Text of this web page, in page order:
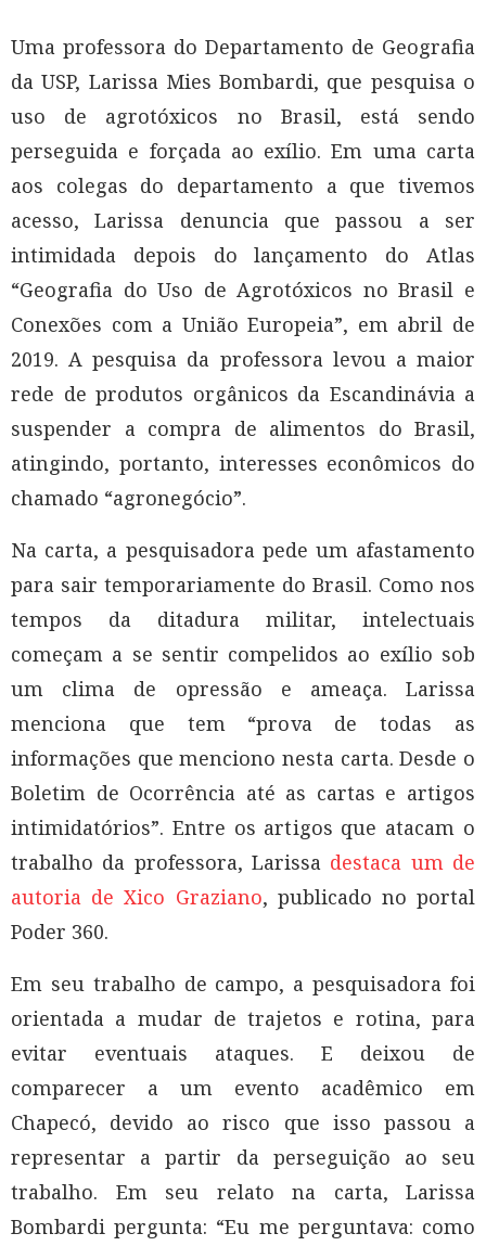
Uma professora do Departamento de Geografia
da USP, Larissa Mies Bombardi, que pesquisa o
uso de agrotóxicos no Brasil, está sendo
perseguida e forçada ao exílio. Em uma carta
aos colegas do departamento a que tivemos
acesso, Larissa denuncia que passou a ser
intimidada depois do lançamento do Atlas
“Geografia do Uso de Agrotóxicos no Brasil e
Conexões com a União Europeia”, em abril de
2019. A pesquisa da professora levou a maior
rede de produtos orgânicos da Escandinávia a
suspender a compra de alimentos do Brasil,
atingindo, portanto, interesses econômicos do
chamado “agronegócio”.
Na carta, a pesquisadora pede um afastamento
para sair temporariamente do Brasil. Como nos
tempos da ditadura militar, intelectuais
começam a se sentir compelidos ao exílio sob
um clima de opressão e ameaça. Larissa
menciona que tem “prova de todas as
informações que menciono nesta carta. Desde o
Boletim de Ocorrência até as cartas e artigos
intimidatórios”. Entre os artigos que atacam o
trabalho da professora, Larissa destaca um de
autoria de Xico Graziano, publicado no portal
Poder 360.
Em seu trabalho de campo, a pesquisadora foi
orientada a mudar de trajetos e rotina, para
evitar eventuais ataques. E deixou de
comparecer a um evento acadêmico em
Chapecó, devido ao risco que isso passou a
representar a partir da perseguição ao seu
trabalho. Em seu relato na carta, Larissa
Bombardi pergunta: “Eu me perguntava: como